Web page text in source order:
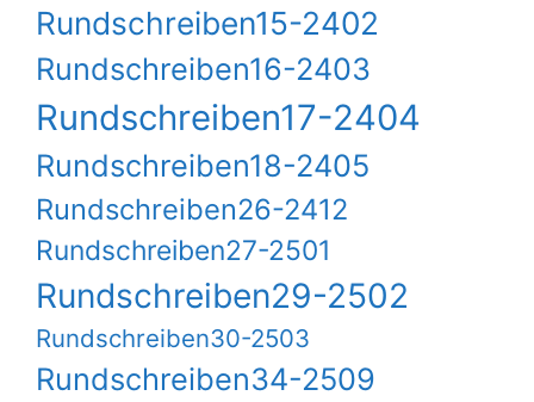
Rundschreiben15-2402
Rundschreiben16-2403
Rundschreiben17-2404
Rundschreiben18-2405
Rundschreiben26-2412
Rundschreiben27-2501
Rundschreiben29-2502
Rundschreiben30-2503
Rundschreiben34-2509